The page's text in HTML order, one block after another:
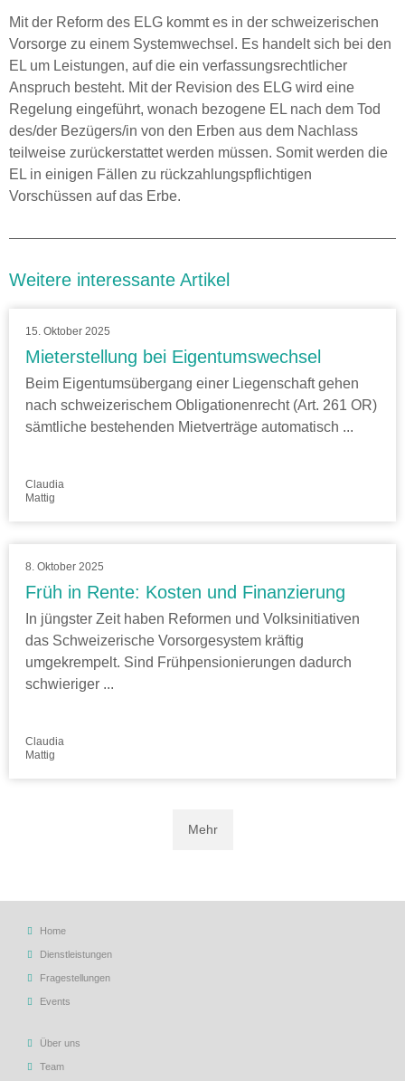
Mit der Reform des ELG kommt es in der schweizerischen
Vorsorge zu einem Systemwechsel. Es handelt sich bei den
EL um Leistungen, auf die ein verfassungsrechtlicher
Anspruch besteht. Mit der Revision des ELG wird eine
Regelung eingeführt, wonach bezogene EL nach dem Tod
des/der Bezügers/in von den Erben aus dem Nachlass
teilweise zurückerstattet werden müssen. Somit werden die
EL in einigen Fällen zu rückzahlungspflichtigen
Vorschüssen auf das Erbe.
Weitere interessante Artikel
15. Oktober 2025
Mieterstellung bei Eigentumswechsel
Beim Eigentumsübergang einer Liegenschaft gehen
nach schweizerischem Obligationenrecht (Art. 261 OR)
sämtliche bestehenden Mietverträge automatisch ...
Claudia
Mattig
8. Oktober 2025
Früh in Rente: Kosten und Finanzierung
In jüngster Zeit haben Reformen und Volksinitiativen
das Schweizerische Vorsorgesystem kräftig
umgekrempelt. Sind Frühpensionierungen dadurch
schwieriger ...
Claudia
Mattig
Mehr
Home
Dienstleistungen
Fragestellungen
Events
Über uns
Team